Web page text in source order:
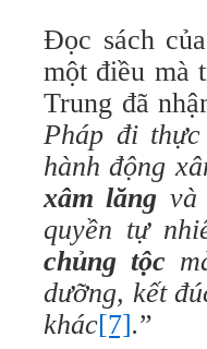
Đọc sách
một điều mà
Trung đã
Pháp đi
hành động
xâm lăng và
quyền tự
chủng tộc
dưỡng, kết
khác[7].”